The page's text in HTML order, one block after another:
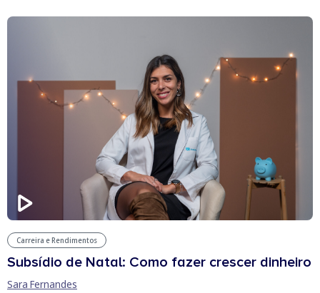
Carreira e Rendimentos
Subsídio de Natal: Como fazer crescer dinheiro
Sara Fernandes